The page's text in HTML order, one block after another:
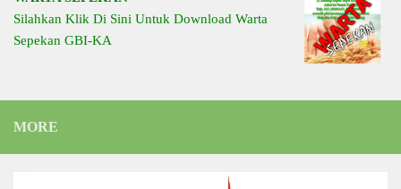
Silahkan Klik Di Sini Untuk Download Warta
Sepekan GBI-KA
MORE